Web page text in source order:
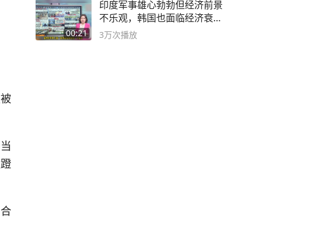
00:21
印度军事雄心勃勃但经济前景
不乐观，韩国也面临经济衰退
风险
3万次播放